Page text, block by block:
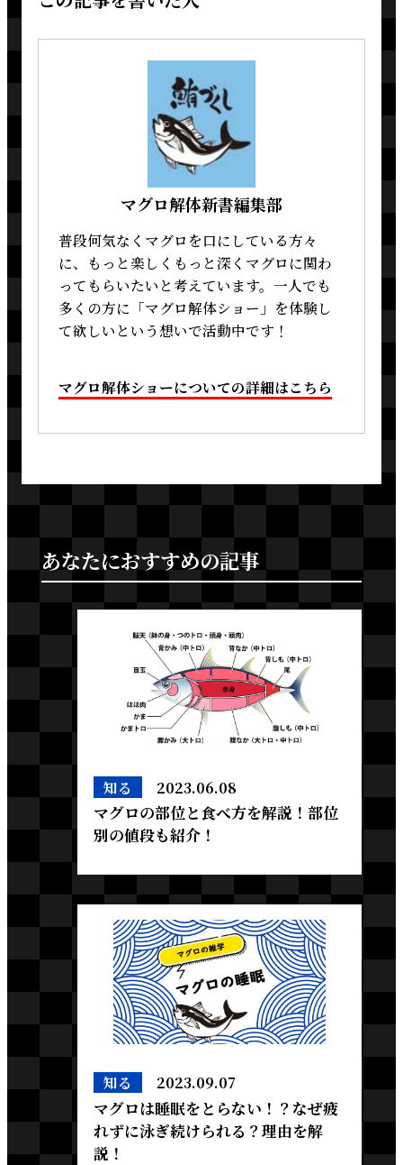
マグロ解体新書編集部
普段何気なくマグロを口にしている方々
に、もっと楽しくもっと深くマグロに関わ
ってもらいたいと考えています。一人でも
多くの方に「マグロ解体ショー」を体験し
て欲しいという想いで活動中です！
マグロ解体ショーについての詳細はこちら
あなたにおすすめの記事
知る 2023.06.08
マグロの部位と食べ方を解説！部位
別の値段も紹介！
知る 2023.09.07
マグロは睡眠をとらない！？なぜ疲
れずに泳ぎ続けられる？理由を解
説！